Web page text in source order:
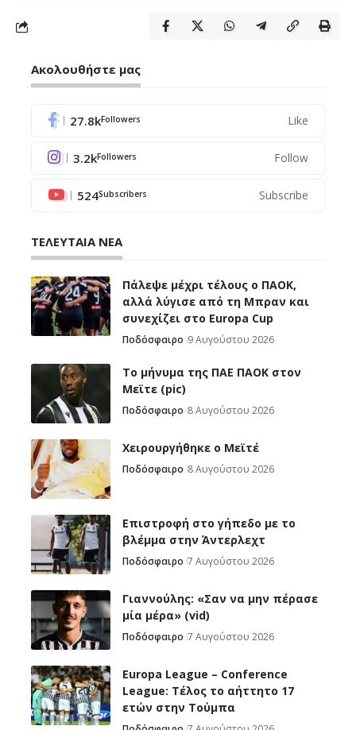
Ακολουθήστε μας
27.8kFollowers Like
3.2kFollowers Follow
524Subscribers Subscribe
ΤΕΛΕΥΤΑΙΑ ΝΕΑ
Πάλεψε μέχρι τέλους ο ΠΑΟΚ,
αλλά λύγισε από τη Μπραν και
συνεχίζει στο Europa Cup
Ποδόσφαιρο 9 Αυγούστου 2026
Το μήνυμα της ΠΑΕ ΠΑΟΚ στον
Μεϊτε (pic)
Ποδόσφαιρο 8 Αυγούστου 2026
Χειρουργήθηκε ο Μεϊτέ
Ποδόσφαιρο 8 Αυγούστου 2026
Επιστροφή στο γήπεδο με το
βλέμμα στην Άντερλεχτ
Ποδόσφαιρο 7 Αυγούστου 2026
Γιαννούλης: «Σαν να μην πέρασε
μία μέρα» (vid)
Ποδόσφαιρο 7 Αυγούστου 2026
Europa League – Conference
League: Τέλος το αήττητο 17
ετών στην Τούμπα